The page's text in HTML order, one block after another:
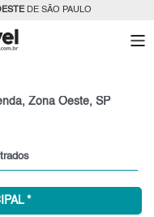
DE SÃO PAULO
Zona Oeste, SP
*